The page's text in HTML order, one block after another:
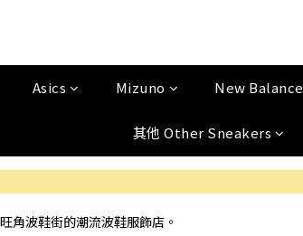
Asics Mizuno New Balance
其他 Other Sneakers
角波鞋街的潮流波鞋服飾店。